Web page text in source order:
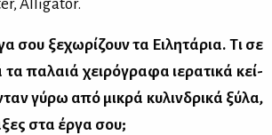
Alligator.
σου ξε­χω­ρί­ζουν τα Ει­λη­τά­ρια. Τι σε
πα­λαιά χει­ρό­γρα­φα ιε­ρα­τι­κά κεί­
γύ­ρω από μι­κρά κυ­λιν­δρι­κά ξύ­λα,
στα έρ­γα σου;